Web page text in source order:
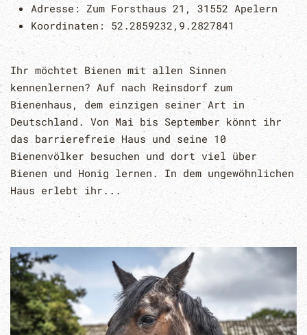
Adresse: Zum Forsthaus 21, 31552 Apelern
Koordinaten:52.2859232,9.2827841
Ihr möchtet Bienen mit allen Sinnen
kennenlernen? Auf nach Reinsdorf zum
Bienenhaus, dem einzigen seiner Art in
Deutschland. Von Mai bis September könnt ihr
das barrierefreie Haus und seine 10
Bienenvölker besuchen und dort viel über
Bienen und Honig lernen. In dem ungewöhnlichen
Haus erlebt ihr...